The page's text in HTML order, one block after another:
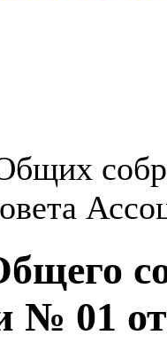
№ 01 от